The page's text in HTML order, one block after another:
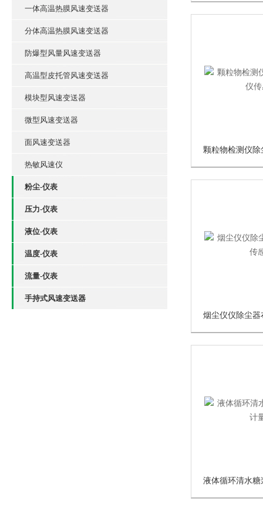
一体高温热膜风速变送器
分体高温热膜风速变送器
防爆型风量风速变送器
高温型皮托管风速变送器
模块型风速变送器
微型风速变送器
面风速变送器
热敏风速仪
粉尘-仪表
压力-仪表
液位-仪表
温度-仪表
流量-仪表
手持式风速变送器